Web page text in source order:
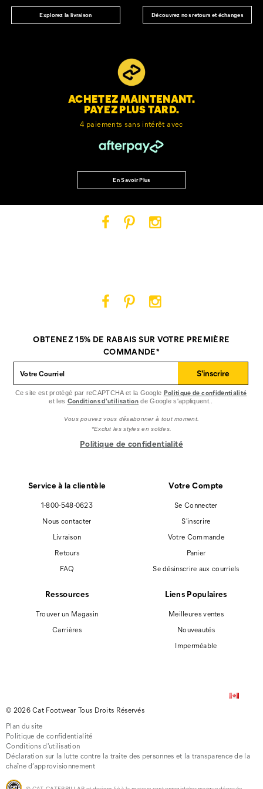
Explorez la livraison Découvrez nos retours et échanges
ACHETEZ MAINTENANT.
PAYEZ PLUS TARD.
4 paiements sans intérêt avec
En Savoir Plus
Service à la clientèle
1-800-548-0623
Nous contacter
Livraison
Retours
FAQ
Votre Compte
Se Connecter
S'inscrire
Votre Commande
Panier
Se désinscrire aux courriels
Ressources
Trouver un Magasin
Carrières
Liens Populaires
Meilleures ventes
Nouveautés
Imperméable
sur
Facebook
sur
Pinterest
sur
Instagram
OBTENEZ 15% DE RABAIS SUR VOTRE PREMIÈRE
COMMANDE*
S'inscrire
Ce site est protégé par reCAPTCHA et la Google Politique de confidentialité
et les Conditions d'utilisation de Google s'appliquent..
Vous pouvez vous désabonner à tout moment.
*Exclut les styles en soldes.
Politique de confidentialité
© 2026 Cat Footwear Tous Droits Réservés
Plan du site
Politique de confidentialité
Conditions d'utilisation
Déclaration sur la lutte contre la traite des personnes et la transparence de la
chaîne d’approvisionnement